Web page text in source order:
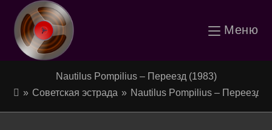
Перейти
содержимому
Меню
Nautilus Pompilius – Переезд (1983)
» Советская эстрада » Nautilus Pompilius – Переезд